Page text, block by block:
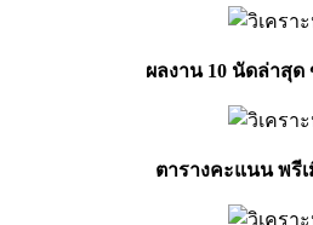
ผลงาน 10 นัดล่าสุด
ตารางคะแนน พรี